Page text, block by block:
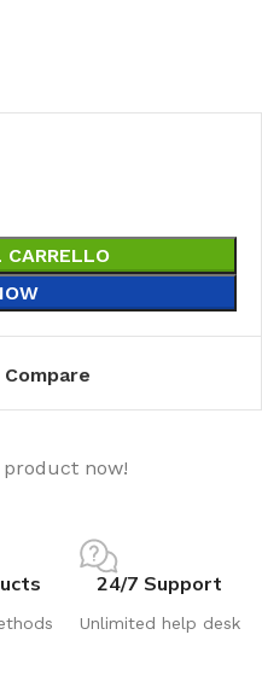
Compare
now!
24/7 Support
Unlimited help desk